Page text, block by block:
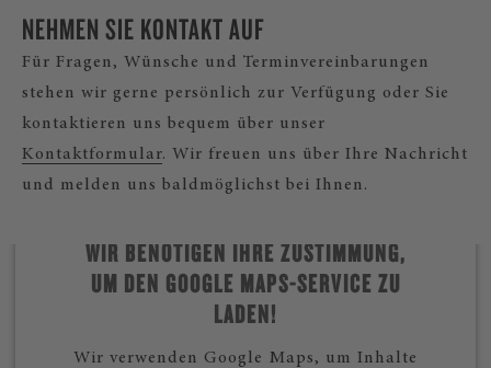
NEHMEN SIE KONTAKT AUF
Für Fragen, Wünsche und Terminvereinbarungen
stehen wir gerne persönlich zur Verfügung oder Sie
kontaktieren uns bequem über unser
Kontaktformular. Wir freuen uns über Ihre Nachricht
und melden uns baldmöglichst bei Ihnen.
WIR BENÖTIGEN IHRE ZUSTIMMUNG,
UM DEN GOOGLE MAPS-SERVICE ZU
LADEN!
Wir verwenden Google Maps, um Inhalte